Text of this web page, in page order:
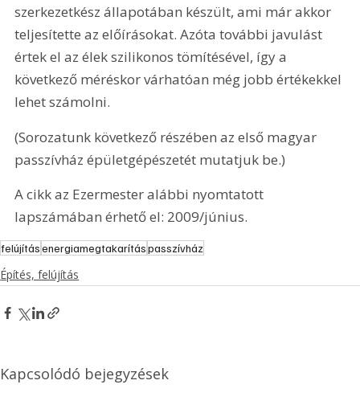
szerkezetkész állapotában készült, ami már akkor
teljesítette az előírásokat. Azóta további javulást
értek el az élek szilikonos tömítésével, így a
következő méréskor várhatóan még jobb értékekkel
lehet számolni.
(Sorozatunk következő részében az első magyar
passzívház épületgépészetét mutatjuk be.)
A cikk az Ezermester alábbi nyomtatott
lapszámában érhető el: 2009/június.
felújításenergiamegtakarításpasszívház
Építés, felújítás
Kapcsolódó bejegyzések